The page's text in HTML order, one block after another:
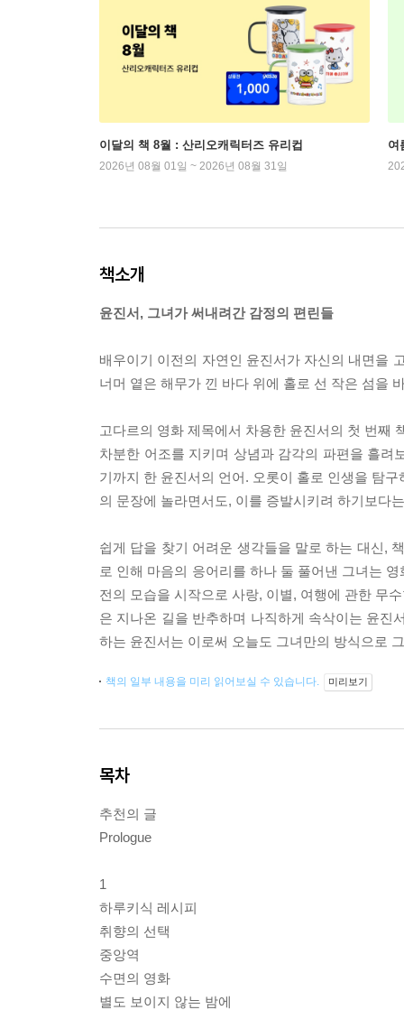
이달의 책 8월 : 산리오캐릭터즈 유리컵
2026년 08월 01일 ~ 2026년 08월 31일
여
책소개
윤진서, 그녀가 써내려간 감정의 편린들
배우이기 이전의 자연인 윤진서가 자신의 내면을
너머 옅은 해무가 낀 바다 위에 홀로 선 작은 섬을
고다르의 영화 제목에서 차용한 윤진서의 첫 번째
차분한 어조를 지키며 상념과 감각의 파편을 흘
기까지 한 윤진서의 언어. 오롯이 홀로 인생을 탐
의 문장에 놀라면서도, 이를 증발시키려 하기보다
쉽게 답을 찾기 어려운 생각들을 말로 하는 대신,
로 인해 마음의 응어리를 하나 둘 풀어낸 그녀는
전의 모습을 시작으로 사랑, 이별, 여행에 관한 무
은 지나온 길을 반추하며 나직하게 속삭이는 윤진
하는 윤진서는 이로써 오늘도 그녀만의 방식으로
책의 일부 내용을 미리 읽어보실 수 있습니다. 미리보기
목차
추천의 글
Prologue
1
하루키식 레시피
취향의 선택
중앙역
수면의 영화
별도 보이지 않는 밤에